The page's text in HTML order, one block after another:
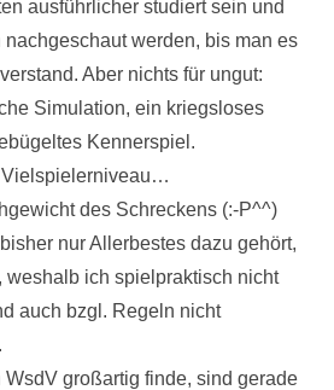
ausführlicher studiert sein und
nachgeschaut werden, bis man es
Aber nichts für ungut:
Simulation, ein kriegsloses
Kennerspiel.
des Schreckens (:-P^^)
nur Allerbestes dazu gehört,
ich spielpraktisch nicht
auch bzgl. Regeln nicht
WsdV großartig finde, sind gerade